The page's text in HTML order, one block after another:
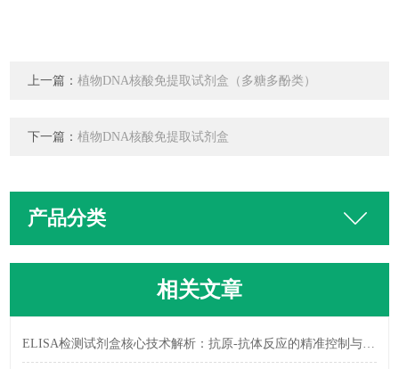
上一篇：植物DNA核酸免提取试剂盒（多糖多酚类）
下一篇：植物DNA核酸免提取试剂盒
产品分类
相关文章
ELISA检测试剂盒核心技术解析：抗原-抗体反应的精准控制与信号放大策略